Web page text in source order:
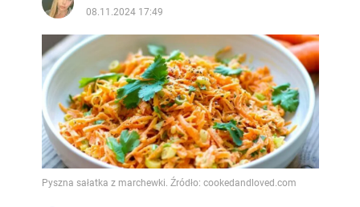
08.11.2024 17:49
Pyszna sałatka z marchewki. Źródło: cookedandloved.com